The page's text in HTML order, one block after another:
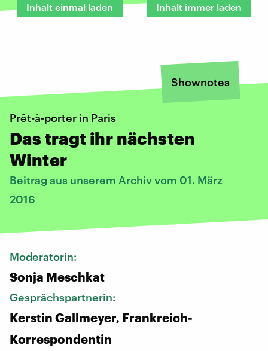
Inhalt einmal laden Inhalt immer laden
Shownotes
Prêt-à-porter in Paris
Das tragt ihr nächsten
Winter
Beitrag aus unserem Archiv vom 01. März
2016
Moderatorin:
Sonja Meschkat
Gesprächspartnerin:
Kerstin Gallmeyer, Frankreich-
Korrespondentin